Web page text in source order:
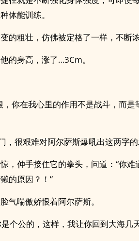
体能训练。
的粗壮，仿佛被定格了一样，不断
的身高，涨了…3Cm。
，你在我心里的作用不是战斗，而
，很艰难对阿尔萨斯爆吼出这两字的
，伸手接住它的拳头，问道：“你难
的原因？！”
气喘傲娇恨着阿尔萨斯。
个公的，这样，我让你回到大海几